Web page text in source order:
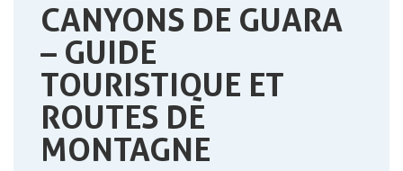
CANYONS DE GUARA
– GUIDE
TOURISTIQUE ET
ROUTES DE
MONTAGNE